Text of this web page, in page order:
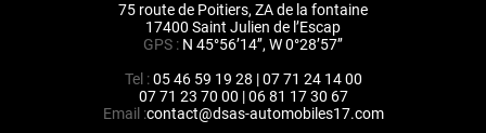
75 route de Poitiers, ZA de la fontaine
17400 Saint Julien de l’Escap
GPS : N 45°56’14’’, W 0°28’57’’
Tel :05 46 59 19 28 | 07 71 24 14 00
07 71 23 70 00 | 06 81 17 30 67
Email :contact@dsas-automobiles17.com